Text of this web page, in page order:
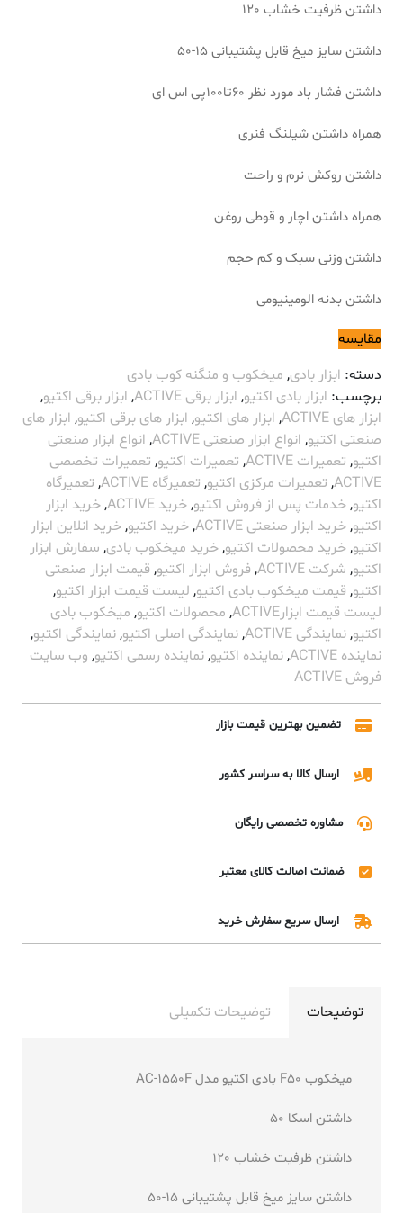
داشتن ظرفیت خشاب 120
داشتن سایز میخ قابل پشتیبانی 15-50
داشتن فشار باد مورد نظر 60تا100پی اس ای
همراه داشتن شیلنگ فنری
داشتن روکش نرم و راحت
همراه داشتن اچار و قوطی روغن
داشتن وزنی سبک و کم حجم
داشتن بدنه الومینیومی
مقایسه
دسته: ابزار بادی, میخکوب و منگنه کوب بادی
برچسب: ابزار بادی اکتیو, ابزار برقی ACTIVE , ابزار برقی اکتیو,
ابزار های ACTIVE
, ابزار های اکتیو, ابزار های برقی اکتیو, ابزار های
صنعتی اکتیو, انواع ابزار صنعتی ACTIVE , انواع ابزار صنعتی
اکتیو, تعمیرات ACTIVE , تعمیرات اکتیو, تعمیرات تخصصی
ACTIVE
, تعمیرات مرکزی اکتیو, تعمیرگاه ACTIVE , تعمیرگاه
اکتیو,خدمات پس از فروش اکتیو,خرید ACTIVE ,خرید ابزار
اکتیو,خرید ابزار صنعتی ACTIVE ,خرید اکتیو,خرید انلاین ابزار
اکتیو,خرید محصولات اکتیو,خرید میخکوب بادی, سفارش ابزار
اکتیو, شرکت ACTIVE , فروش ابزار اکتیو, قیمت ابزار صنعتی
اکتیو, قیمت میخکوب بادی اکتیو, لیست قیمت ابزار اکتیو,
لیست قیمت ابزارACTIVE
, محصولات اکتیو, میخکوب بادی
اکتیو,نمایندگی ACTIVE ,نمایندگی اصلی اکتیو,نمایندگی اکتیو,
نماینده ACTIVE
,نماینده اکتیو,نماینده رسمی اکتیو, وب سایت
فروش ACTIVE
تضمین بهترین قیمت بازار
ارسال کالا به سراسر کشور
مشاوره تخصصی رایگان
ضمانت اصالت کالای معتبر
ارسال سریع سفارش خرید
توضیحات توضیحات تکمیلی
میخکوب F50 بادی اکتیو مدل AC-1550F
داشتن اسکا 50
داشتن ظرفیت خشاب 120
داشتن سایز میخ قابل پشتیبانی 15-50